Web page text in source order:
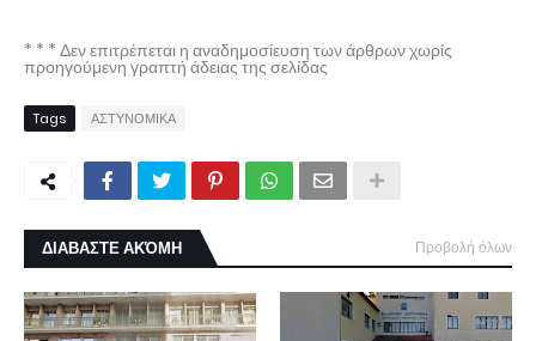
* * * Δεν επιτρέπεται η αναδημοσίευση των άρθρων χωρίς
προηγούμενη γραπτή άδειας της σελίδας
Tags ΑΣΤΥΝΟΜΙΚΑ
ΔΙΑΒΑΣΤΕ ΑΚΌΜΗ Προβολή όλων